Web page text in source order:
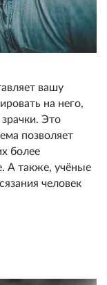
вашу
на него,
Это
позволяет
более
А также, учёные
человек